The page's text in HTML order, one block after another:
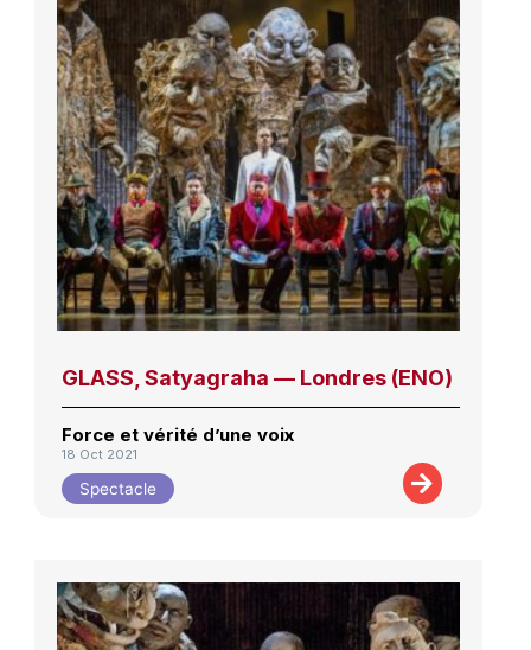
GLASS, Satyagraha — Londres (ENO)
Force et vérité d’une voix
18 Oct 2021
Spectacle